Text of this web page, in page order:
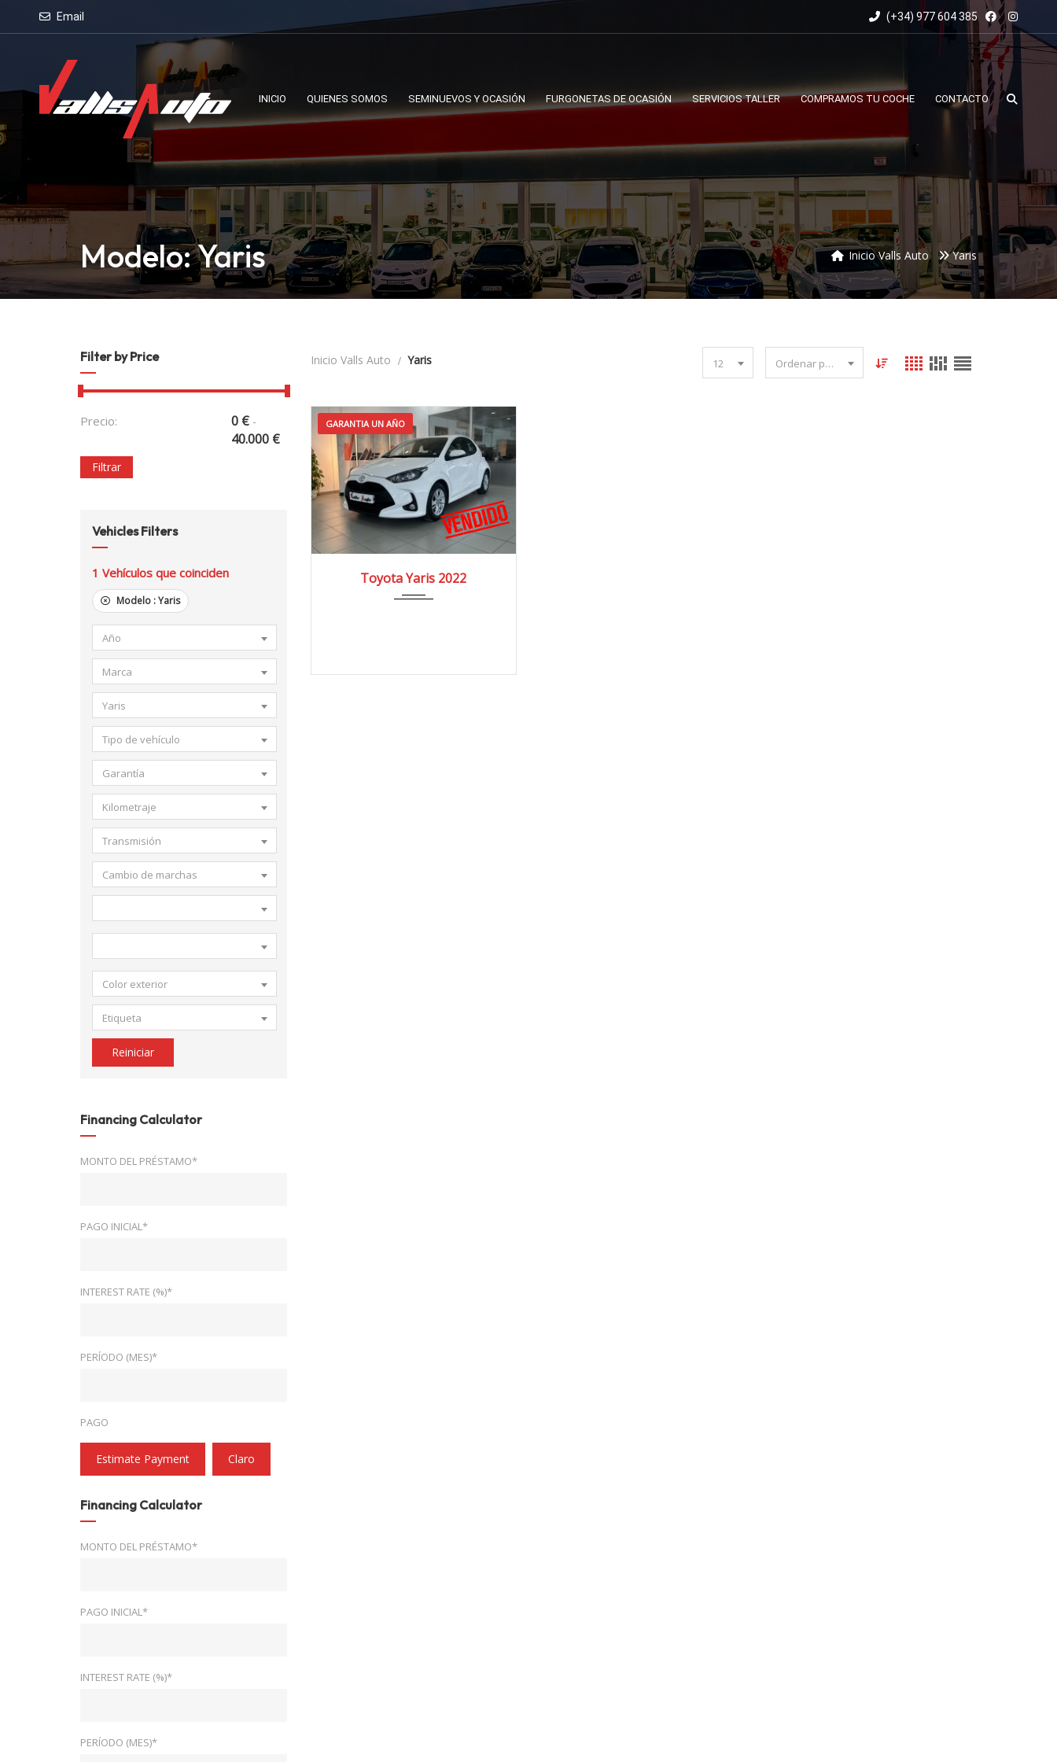
Email (+34) 977 604 385
INICIO QUIENES SOMOS SEMINUEVOS Y OCASIÓN FURGONETAS DE OCASIÓN SERVICIOS TALLER COMPRAMOS TU COCHE CONTACTO
Modelo: Yaris Inicio Valls Auto Yaris
Filter by Price
Precio: 0 €-
40.000 €
Filtrar
Vehicles Filters
1 Vehículos que coinciden
Modelo :Yaris
Año
Marca
Yaris
Tipo de vehículo
Garantía
Kilometraje
Transmisión
Cambio de marchas
Color exterior
Etiqueta
Reiniciar
Financing Calculator
MONTO DEL PRÉSTAMO*
PAGO INICIAL*
INTEREST RATE (%)*
PERÍODO (MES)*
PAGO
Estimate Payment Claro
Financing Calculator
MONTO DEL PRÉSTAMO*
PAGO INICIAL*
INTEREST RATE (%)*
PERÍODO (MES)*
Inicio Valls Auto Yaris 12 Ordenar por fecha
GARANTIA UN AÑO
2022 4x2 68.000 km
Toyota Yaris 2022